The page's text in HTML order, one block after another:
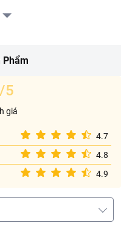
Phẩm
/5
giá
4.7
4.8
4.9